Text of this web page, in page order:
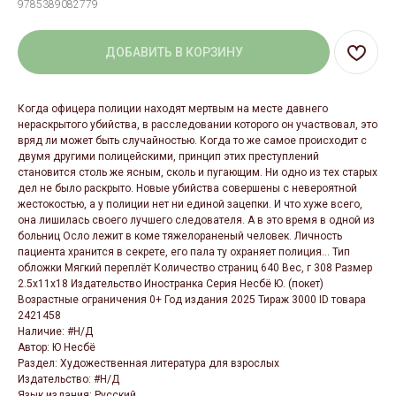
9785389082779
ДОБАВИТЬ В КОРЗИНУ
Когда офицера полиции находят мертвым на месте давнего
нераскрытого убийства, в расследовании которого он участвовал, это
вряд ли может быть случайностью. Когда то же самое происходит с
двумя другими полицейскими, принцип этих преступлений
становится столь же ясным, сколь и пугающим. Ни одно из тех старых
дел не было раскрыто. Новые убийства совершены с невероятной
жестокостью, а у полиции нет ни единой зацепки. И что хуже всего,
она лишилась своего лучшего следователя. А в это время в одной из
больниц Осло лежит в коме тяжелораненый человек. Личность
пациента хранится в секрете, его пала ту охраняет полиция... Тип
обложки Мягкий переплёт Количество страниц 640 Вес, г 308 Размер
2.5x11x18 Издательство Иностранка Серия Несбё Ю. (покет)
Возрастные ограничения 0+ Год издания 2025 Тираж 3000 ID товара
2421458
Наличие: #Н/Д
Автор: Ю Несбё
Раздел: Художественная литература для взрослых
Издательство: #Н/Д